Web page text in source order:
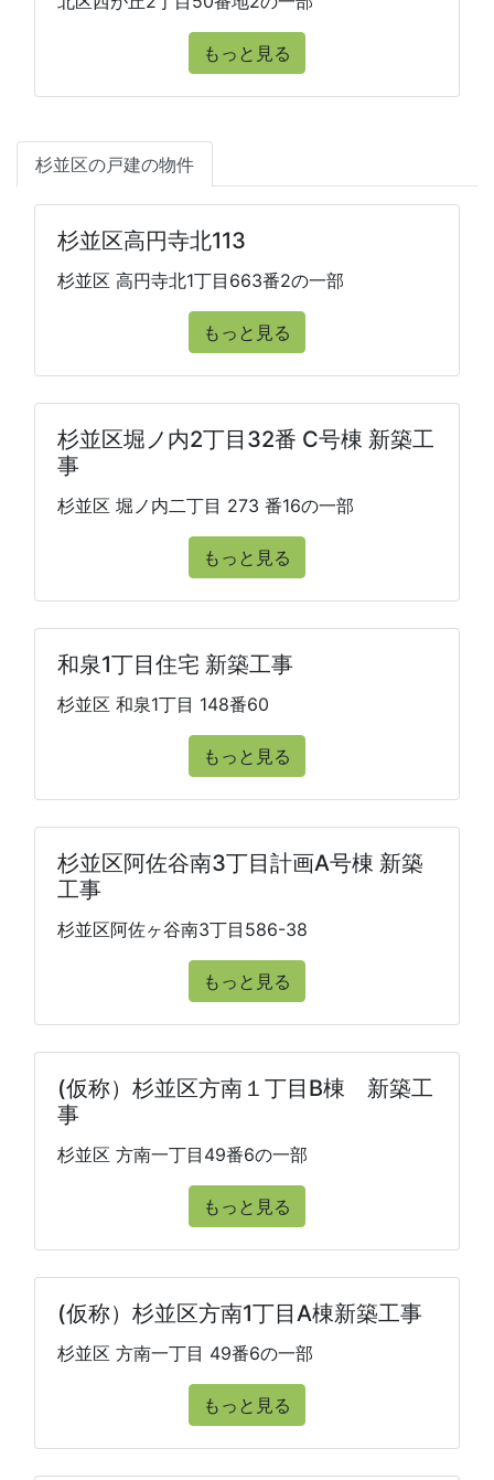
もっと見る
杉並区の戸建の物件
杉並区高円寺北113
杉並区 高円寺北1丁目663番2の一部
もっと見る
杉並区堀ノ内2丁目32番 C号棟 新築工
事
杉並区 堀ノ内二丁目 273 番16の一部
もっと見る
和泉1丁目住宅 新築工事
杉並区 和泉1丁目 148番60
もっと見る
杉並区阿佐谷南3丁目計画A号棟 新築
工事
杉並区阿佐ヶ谷南3丁目586-38
もっと見る
(仮称）杉並区方南１丁目B棟 新築工
事
杉並区 方南一丁目49番6の一部
もっと見る
(仮称）杉並区方南1丁目A棟新築工事
杉並区 方南一丁目 49番6の一部
もっと見る